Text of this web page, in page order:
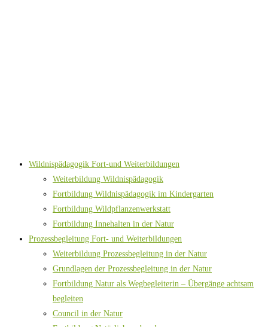
Wildnispädagogik Fort-und Weiterbildungen
Weiterbildung Wildnispädagogik
Fortbildung Wildnispädagogik im Kindergarten
Fortbildung Wildpflanzenwerkstatt
Fortbildung Innehalten in der Natur
Prozessbegleitung Fort- und Weiterbildungen
Weiterbildung Prozessbegleitung in der Natur
Grundlagen der Prozessbegleitung in der Natur
Fortbildung Natur als Wegbegleiterin – Übergänge achtsam
begleiten
Council in der Natur